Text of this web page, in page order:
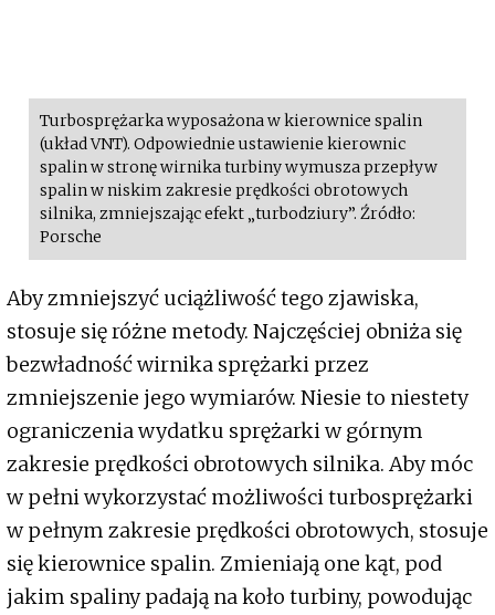
Turbosprężarka wyposażona w kierownice spalin
(układ VNT). Odpowiednie ustawienie kierownic
spalin w stronę wirnika turbiny wymusza przepływ
spalin w niskim zakresie prędkości obrotowych
silnika, zmniejszając efekt „turbodziury”. Źródło:
Porsche
Aby zmniejszyć uciążliwość tego zjawiska,
stosuje się różne metody. Najczęściej obniża się
bezwładność wirnika sprężarki przez
zmniejszenie jego wymiarów. Niesie to niestety
ograniczenia wydatku sprężarki w górnym
zakresie prędkości obrotowych silnika. Aby móc
w pełni wykorzystać możliwości turbosprężarki
w pełnym zakresie prędkości obrotowych, stosuje
się kierownice spalin. Zmieniają one kąt, pod
jakim spaliny padają na koło turbiny, powodując